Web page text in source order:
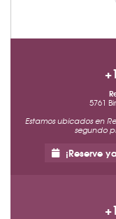
5761
Estamos ubicados en
segundo
¡Reserve